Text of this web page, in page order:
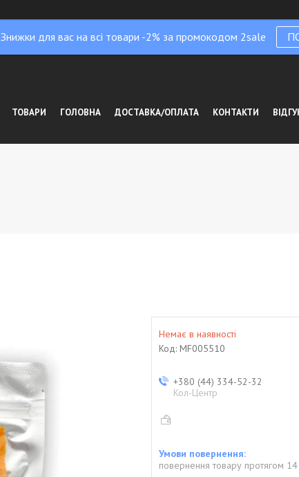
Знижки для вас на всі товари -2% за промокодом 2sale
ТОВАРИ ГОЛОВНА ДОСТАВКА/ОПЛАТА КОНТАКТИ
Немає в наявності
Код: MF005510
+380 (44) 334-52-32
Кол-Центр
повернення товару протягом 14